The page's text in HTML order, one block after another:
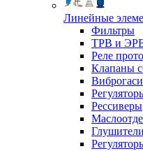
Линейные
Фильтры
ТРВ и
Реле
Клапаны
Рессиверы